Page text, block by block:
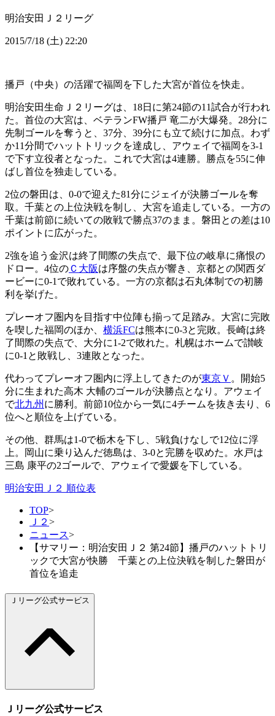
明治安田Ｊ２リーグ
2015/7/18 (土) 22:20
播戸（中央）の活躍で福岡を下した大宮が首位を快走。
明治安田生命Ｊ２リーグは、18日に第24節の11試合が行われ
た。首位の大宮は、ベテランFW播戸 竜二が大爆発。28分に
先制ゴールを奪うと、37分、39分にも立て続けに加点。わず
か11分間でハットトリックを達成し、アウェイで福岡を3-1
で下す立役者となった。これで大宮は4連勝。勝点を55に伸
ばし首位を独走している。
2位の磐田は、0-0で迎えた81分にジェイが決勝ゴールを奪
取。千葉との上位決戦を制し、大宮を追走している。一方の
千葉は前節に続いての敗戦で勝点37のまま。磐田との差は10
ポイントに広がった。
2強を追う金沢は終了間際の失点で、最下位の岐阜に痛恨の
ドロー。4位のＣ大阪は序盤の失点が響き、京都との関西ダ
ービーに0-1で敗れている。一方の京都は石丸体制での初勝
利を挙げた。
プレーオフ圏内を目指す中位陣も揃って足踏み。大宮に完敗
を喫した福岡のほか、 横浜FCは熊本に0-3と完敗。長崎は終
了間際の失点で、大分に1-2で敗れた。札幌はホームで讃岐
に0-1と敗戦し、3連敗となった。
代わってプレーオフ圏内に浮上してきたのが東京Ｖ 。開始5
分に生まれた高木 大輔のゴールが決勝点となり。アウェイ
で北九州 に勝利。前節10位から一気に4チームを抜き去り、6
位へと順位を上げている。
その他、群馬は1-0で栃木を下し、5戦負けなしで12位に浮
上。岡山に乗り込んだ徳島は、3-0と完勝を収めた。水戸は
三島 康平の2ゴールで、アウェイで愛媛を下している。
明治安田Ｊ２ 順位表
TOP>
Ｊ２ >
ニュース>
【サマリー：明治安田Ｊ２ 第24節】播戸のハットトリ
ックで大宮が快勝 千葉との上位決戦を制した磐田が
首位を追走
Ｊリーグ公式サービス
Ｊリーグ公式サービス